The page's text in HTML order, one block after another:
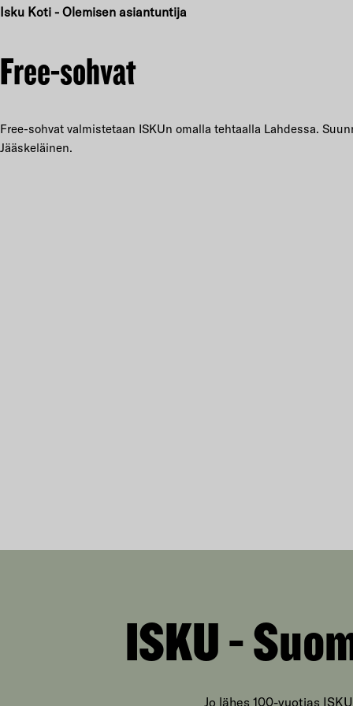
Isku Koti - Olemisen asiantuntija
Free-sohvat
Free-sohvat valmistetaan ISKUn omalla tehtaalla Lahdessa.
Jääskeläinen.
ISKU -
Jo lähes 100-vuotias